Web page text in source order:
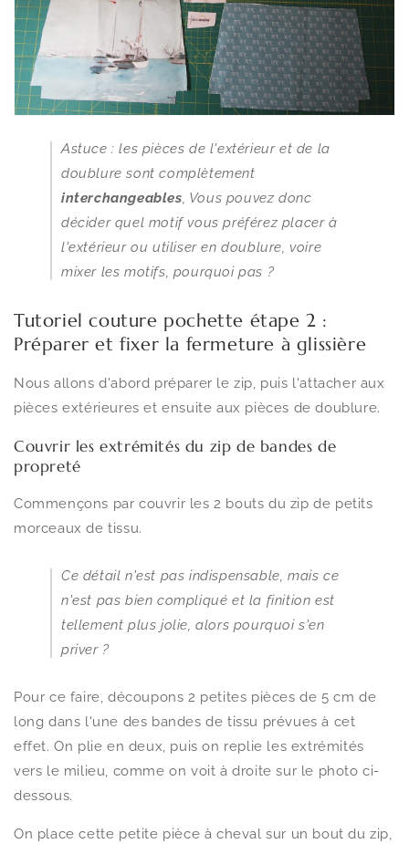
Astuce : les pièces de l'extérieur et de la
doublure sont complètement
interchangeables, Vous pouvez donc
décider quel motif vous préférez placer à
l'extérieur ou utiliser en doublure, voire
mixer les motifs, pourquoi pas ?
Tutoriel couture pochette étape 2 :
Préparer et fixer la fermeture à glissière
Nous allons d'abord préparer le zip, puis l'attacher aux
pièces extérieures et ensuite aux pièces de doublure.
Couvrir les extrémités du zip de bandes de
propreté
Commençons par couvrir les 2 bouts du zip de petits
morceaux de tissu.
Ce détail n'est pas indispensable, mais ce
n'est pas bien compliqué et la finition est
tellement plus jolie, alors pourquoi s'en
priver ?
Pour ce faire, découpons 2 petites pièces de 5 cm de
long dans l'une des bandes de tissu prévues à cet
effet. On plie en deux, puis on replie les extrémités
vers le milieu, comme on voit à droite sur le photo ci-
dessous.
On place cette petite pièce à cheval sur un bout du zip,